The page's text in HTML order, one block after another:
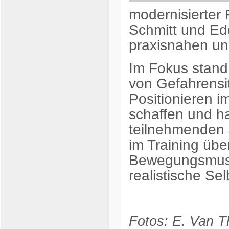
modernisierter
Schmitt und
praxisnahen
Im Fokus
von
Positionieren
schaffen und
im Training
realistische
Fotos: E. Van